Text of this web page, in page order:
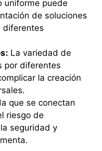
uniforme puede
de soluciones
diferentes
La variedad de
por diferentes
la creación
que se conectan
riesgo de
seguridad y